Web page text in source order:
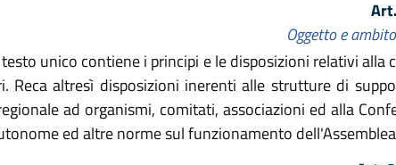
Oggetto e
unico contiene i principi e le disposizioni relativi
Reca altresì disposizioni inerenti alle strutture di
ad organismi, comitati, associazioni ed alla
ed altre norme sul funzionamento